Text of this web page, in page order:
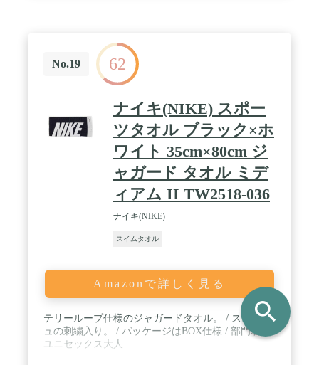
出張、温泉巡り、ジム用、宿泊、普段使いに作られ
ており、花火大会や花見のシート、ピクニック、飛
行機で保温毛布など色々方面で大活躍です。これか
らの季節のプールや海水浴、アウトドア、スポーツ
にもぴったり★ / ❤【肌に優しい】肌に優しく超低
摩擦なので、肌触りがふわふわです。肌を刺激しな
い、ほんとに気持ち良いタオルなので、敏感な赤ち
ゃんまでも適用します。 / ❤【長持ちでき】速乾タ
オルの高強度の性質で、綿素材のタオルより四倍の
長い寿命を持っている、何度も洗えて、強靭性を保
No.19 62
ナイキ(NIKE) スポー
ツタオル ブラック×ホ
ワイト 35cm×80cm ジ
ャガード タオル ミデ
ィアム II TW2518-036
ナイキ(NIKE)
スイムタオル
Amazonで詳しく見る
テリーループ仕様のジャガードタオル。 / スウッシ
ュの刺繍入り。 / パッケージはBOX仕様 / 部門名:
ユニセックス大人
search